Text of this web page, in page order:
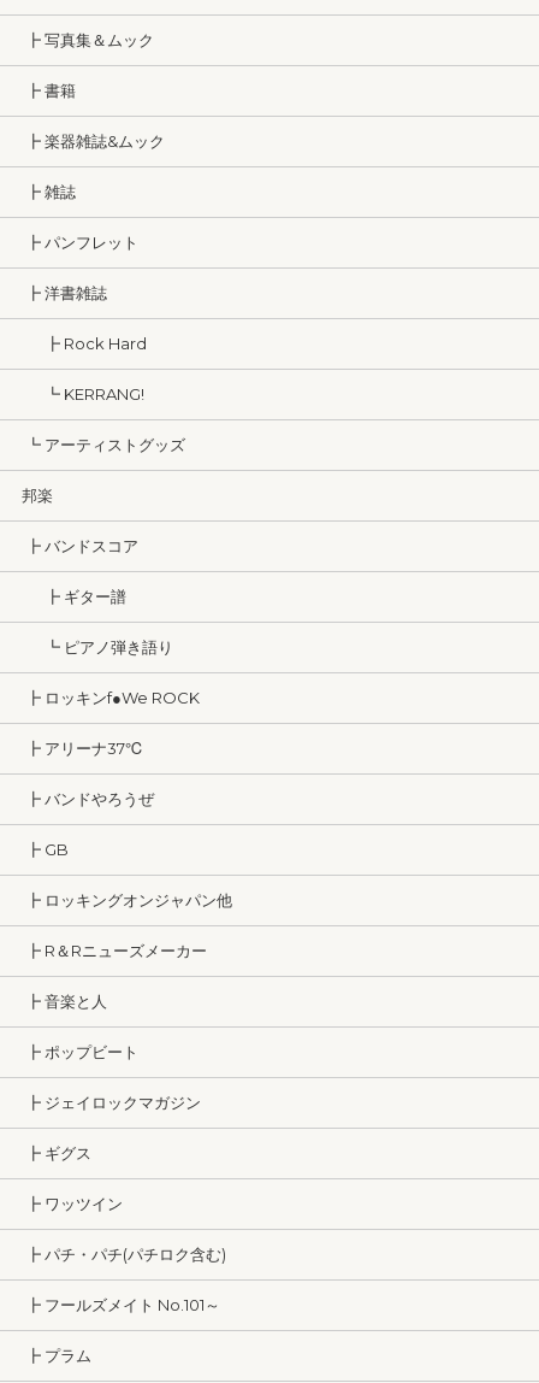
┣ 写真集＆ムック
┣ 書籍
┣ 楽器雑誌&ムック
┣ 雑誌
┣ パンフレット
┣ 洋書雑誌
┣ Rock Hard
┗ KERRANG!
┗ アーティストグッズ
邦楽
┣ バンドスコア
┣ ギター譜
┗ ピアノ弾き語り
┣ ロッキンf●We ROCK
┣ アリーナ37℃
┣ バンドやろうぜ
┣ GB
┣ ロッキングオンジャパン他
┣ R＆Rニューズメーカー
┣ 音楽と人
┣ ポップビート
┣ ジェイロックマガジン
┣ ギグス
┣ ワッツイン
┣ パチ・パチ(パチロク含む)
┣ フールズメイト No.101～
┣ プラム